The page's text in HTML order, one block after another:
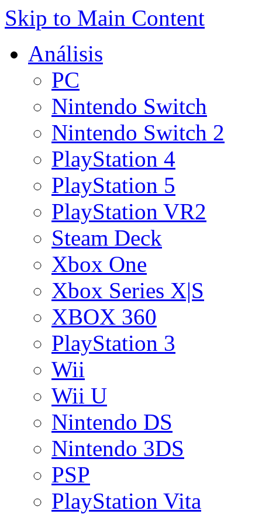
Skip to Main Content
Análisis
PC
Nintendo Switch
Nintendo Switch 2
PlayStation 4
PlayStation 5
PlayStation VR2
Steam Deck
Xbox One
Xbox Series X|S
XBOX 360
PlayStation 3
Wii
Wii U
Nintendo DS
Nintendo 3DS
PSP
PlayStation Vita